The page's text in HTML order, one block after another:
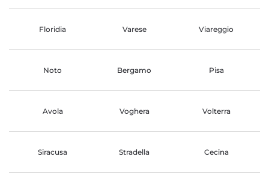
Floridia Varese Viareggio
Noto Bergamo Pisa
Avola Voghera Volterra
Siracusa Stradella Cecina